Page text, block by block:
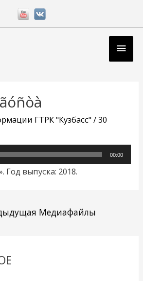
ГТРК "Кузбасс"/30
00:00
Год выпуска: 2018.
Медиафайлы